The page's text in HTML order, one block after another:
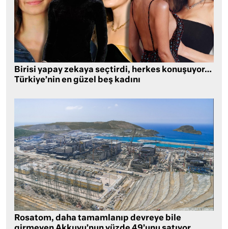
Birisi yapay zekaya seçtirdi, herkes konuşuyor…
Türkiye’nin en güzel beş kadını
Rosatom, daha tamamlanıp devreye bile